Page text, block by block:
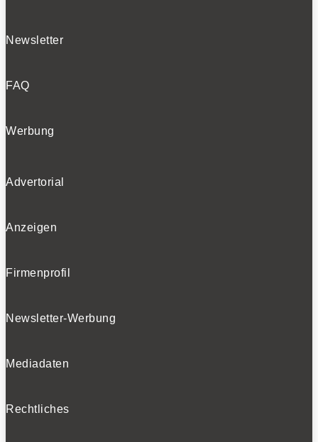
Newsletter
FAQ
Werbung
Advertorial
Anzeigen
Firmenprofil
Newsletter-Werbung
Mediadaten
Rechtliches